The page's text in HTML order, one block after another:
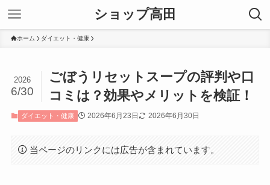
ショップ高田
ホーム ダイエット・健康
ごぼうリセットスープの評判や口
コミは？効果やメリットを検証！
2026
6/30
ダイエット・健康 2026年6月23日 2026年6月30日
当ページのリンクには広告が含まれています。